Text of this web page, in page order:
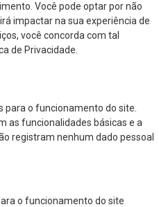
Você pode optar por não
impactar na sua experiência de
você concorda com tal
de Privacidade.
para o funcionamento do site.
as funcionalidades básicas e a
registram nenhum dado pessoal
o funcionamento do site